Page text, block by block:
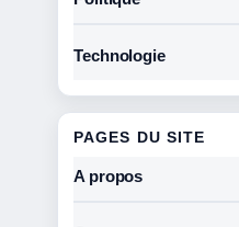
Technologie
PAGES DU SITE
A propos